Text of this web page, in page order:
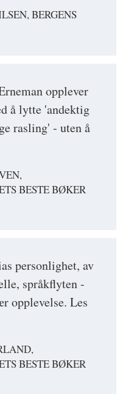
BERGENS
opplever
å lytte 'andektig
rasling' - uten å
BESTE BØKER
personlighet, av
språkflyten -
opplevelse. Les
BESTE BØKER